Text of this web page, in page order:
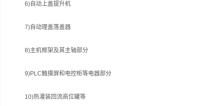
6)自动上盖提升机
7)自动理盖落盖器
8)主机框架及其主轴部分
9)PLC触摸屏和电控柜等电器部分
10)热灌装回流高位罐等